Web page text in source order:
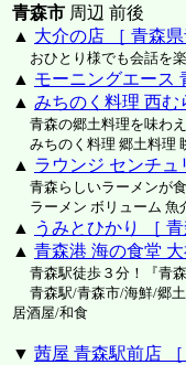
青森市 周辺 前後
▲ 大介の店 ［ 青森県
おひとり様でも会話を
▲ モーニングエース
▲ みちのく料理 西む
青森の郷土料理を味わ
みちのく料理 郷土料理
▲ ラウンジ センチュ
青森らしいラーメンが
ラーメン ボリューム 魚
▲
うみとひかり ［ 青
▲ 青森港 海の食堂 大
青森駅徒歩３分！『青
青森駅/青森市/海鮮/郷
居酒屋/和食
▼ 茜屋 青森駅前店 ［